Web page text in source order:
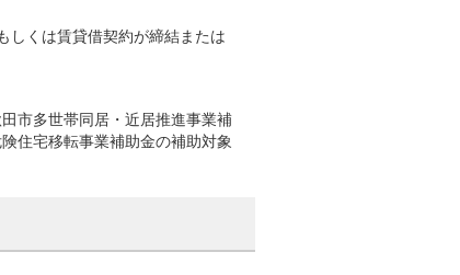
しくは賃貸借契約が締結または
市多世帯同居・近居推進事業補
住宅移転事業補助金の補助対象